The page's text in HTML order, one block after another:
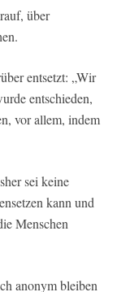
über
entsetzt: „Wir
entschieden,
vor allem, indem
sei keine
kann und
Menschen
anonym bleiben